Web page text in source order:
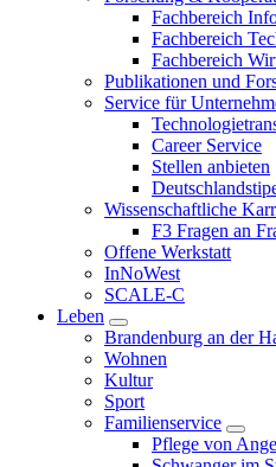
Fachbereich
Fachbereich
Fachbereich
Publikationen und
Service für
Career Service
Stellen anbieten
Wissenschaftliche
F3 Fragen an
Offene Werkstatt
InNoWest
SCALE-C
Leben
Brandenburg an der
Wohnen
Kultur
Sport
Familienservice
Pflege von